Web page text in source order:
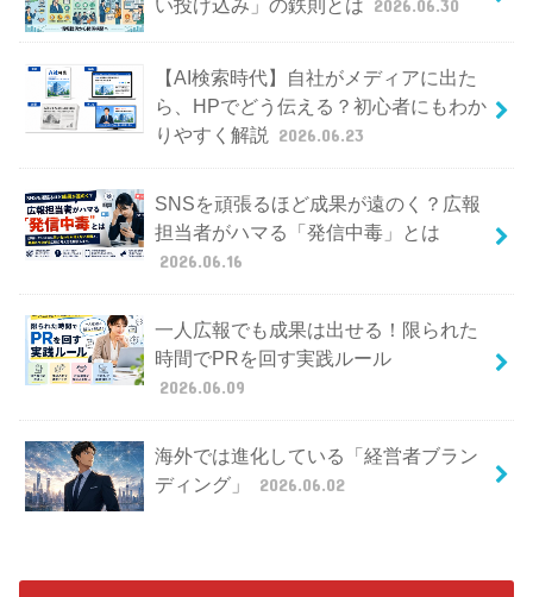
【AI検索時代】自社がメディアに出た
ら、HPでどう伝える？初心者にもわか
りやすく解説
2026.06.23
SNSを頑張るほど成果が遠のく？広報
担当者がハマる「発信中毒」とは
2026.06.16
一人広報でも成果は出せる！限られた
時間でPRを回す実践ルール
2026.06.09
海外では進化している「経営者ブラン
ディング」
2026.06.02